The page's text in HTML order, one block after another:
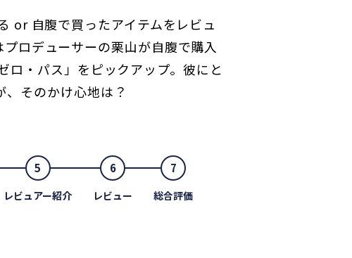
or 自腹で買ったアイテムをレビュ
ロデューサーの栗山が自腹で購入
ロ・パス」をピックアップ。彼にと
、そのかけ心地は？
5
レビュアー紹介
6
レビュー
7
総合評価